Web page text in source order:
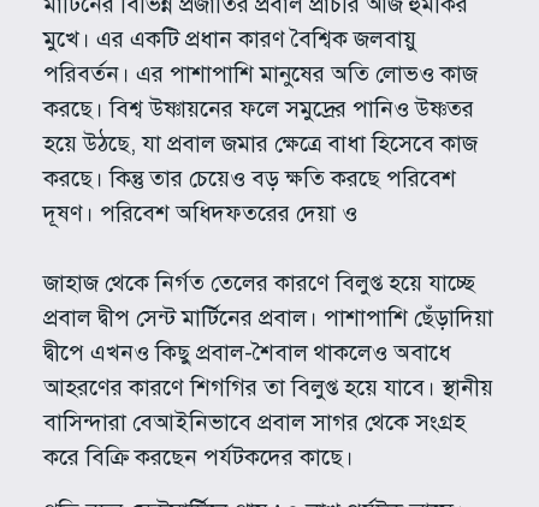
মুখে। এর একটি প্রধান কারণ বৈশ্বিক জলবায়ু
পরিবর্তন। এর পাশাপাশি মানুষের অতি লোভও কাজ
করছে। বিশ্ব উষ্ণায়নের ফলে সমুদ্রের পানিও উষ্ণতর
হয়ে উঠছে, যা প্রবাল জমার ক্ষেত্রে বাধা হিসেবে কাজ
করছে। কিন্তু তার চেয়েও বড় ক্ষতি করছে পরিবেশ
দূষণ। পরিবেশ অধিদফতরের দেয়া ও
জাহাজ থেকে নির্গত তেলের কারণে বিলুপ্ত হয়ে যাচ্ছে
প্রবাল দ্বীপ সেন্ট মার্টিনের প্রবাল। পাশাপাশি ছেঁড়াদিয়া
দ্বীপে এখনও কিছু প্রবাল-শৈবাল থাকলেও অবাধে
আহরণের কারণে শিগগির তা বিলুপ্ত হয়ে যাবে। স্থানীয়
বাসিন্দারা বেআইনিভাবে প্রবাল সাগর থেকে সংগ্রহ
করে বিক্রি করছেন পর্যটকদের কাছে।